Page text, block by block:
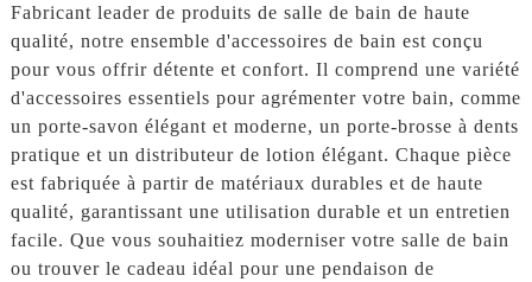
Fabricant leader de produits de salle de bain de haute
qualité, notre ensemble d'accessoires de bain est conçu
pour vous offrir détente et confort. Il comprend une variété
d'accessoires essentiels pour agrémenter votre bain, comme
un porte-savon élégant et moderne, un porte-brosse à dents
pratique et un distributeur de lotion élégant. Chaque pièce
est fabriquée à partir de matériaux durables et de haute
qualité, garantissant une utilisation durable et un entretien
facile. Que vous souhaitiez moderniser votre salle de bain
ou trouver le cadeau idéal pour une pendaison de